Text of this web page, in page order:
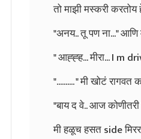
तो माझी मस्करी
"अनय.. तू पण ना..." आणि
" आह्ह्ह... मीरा... I m
".......... " मी खोटं
"बाय द वे.. आज कोणीतरी
मी हळूच हसत side